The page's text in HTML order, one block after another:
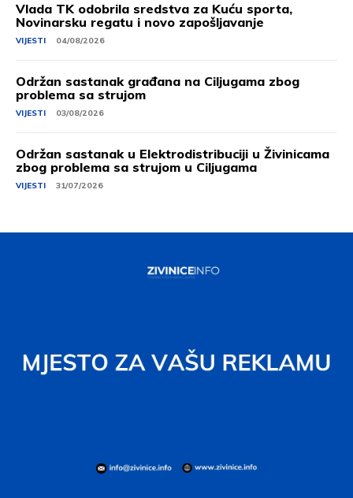
Vlada TK odobrila sredstva za Kuću sporta,
Novinarsku regatu i novo zapošljavanje
VIJESTI 04/08/2026
Održan sastanak građana na Ciljugama zbog
problema sa strujom
VIJESTI 03/08/2026
Održan sastanak u Elektrodistribuciji u Živinicama
zbog problema sa strujom u Ciljugama
VIJESTI 31/07/2026